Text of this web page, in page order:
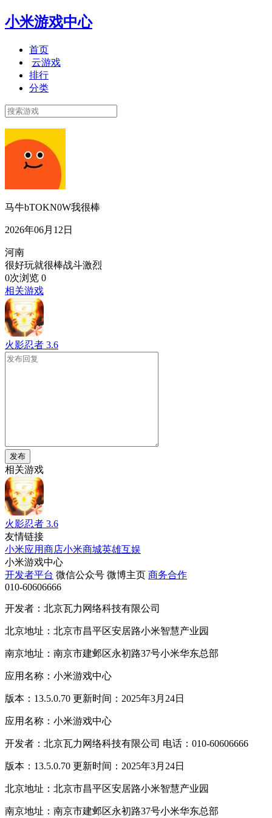
小米游戏中心
首页
云游戏
排行
分类
马牛bTOKN0W我很棒
2026年06月12日
河南
很好玩就很棒战斗激烈
0次浏览 0
相关游戏
火影忍者 3.6
发布
相关游戏
火影忍者 3.6
友情链接
小米应用商店小米商城英雄互娱
小米游戏中心
开发者平台 微信公众号 微博主页 商务合作
010-60606666
开发者：北京瓦力网络科技有限公司
北京地址：北京市昌平区安居路小米智慧产业园
南京地址：南京市建邺区永初路37号小米华东总部
应用名称：小米游戏中心
版本：13.5.0.70 更新时间：2025年3月24日
应用名称：小米游戏中心
开发者：北京瓦力网络科技有限公司 电话：010-60606666
版本：13.5.0.70 更新时间：2025年3月24日
北京地址：北京市昌平区安居路小米智慧产业园
南京地址：南京市建邺区永初路37号小米华东总部